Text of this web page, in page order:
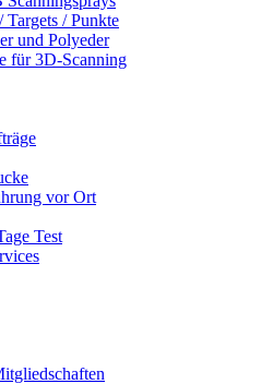
Targets / Punkte
und Polyeder
für 3D-Scanning
vor Ort
Test